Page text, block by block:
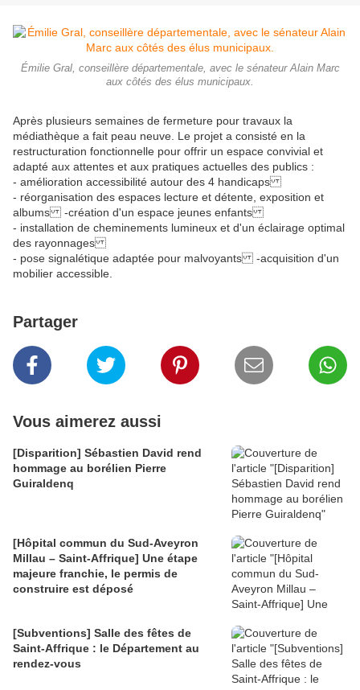
Émilie Gral, conseillère départementale, avec le sénateur Alain Marc
aux côtés des élus municipaux.
Après plusieurs semaines de fermeture pour travaux la
médiathèque a fait peau neuve. Le projet a consisté en la
restructuration fonctionnelle pour offrir un espace convivial et
adapté aux attentes et aux pratiques actuelles des publics :
- amélioration accessibilité autour des 4 handicaps
- réorganisation des espaces lecture et détente, exposition et
albums -création d'un espace jeunes enfants
- installation de cheminements lumineux et d'un éclairage optimal
des rayonnages
- pose signalétique adaptée pour malvoyants -acquisition d'un
mobilier accessible.
Partager
Vous aimerez aussi
[Disparition] Sébastien David rend
hommage au borélien Pierre
Guiraldenq
[Hôpital commun du Sud-Aveyron
Millau – Saint-Affrique] Une étape
majeure franchie, le permis de
construire est déposé
[Subventions] Salle des fêtes de
Saint-Affrique : le Département au
rendez-vous